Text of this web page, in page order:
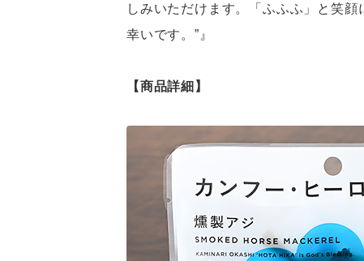
しみいただけます。「ふふふ」と笑
幸いです。”』
【商品詳細】